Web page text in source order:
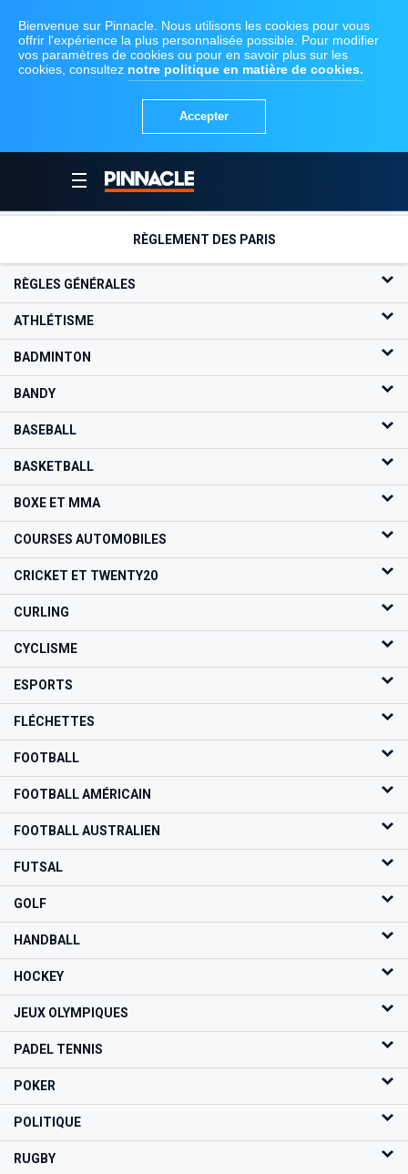
RÈGLEMENT DES PARIS
RÈGLES GÉNÉRALES
ATHLÉTISME
BADMINTON
BANDY
BASEBALL
BASKETBALL
BOXE ET MMA
COURSES AUTOMOBILES
CRICKET ET TWENTY20
CURLING
CYCLISME
ESPORTS
FLÉCHETTES
FOOTBALL
FOOTBALL AMÉRICAIN
FOOTBALL AUSTRALIEN
FUTSAL
GOLF
HANDBALL
HOCKEY
JEUX OLYMPIQUES
PADEL TENNIS
POKER
POLITIQUE
RUGBY